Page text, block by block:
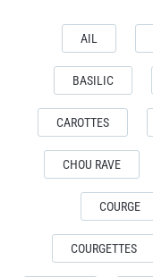
AIL
BASILIC
CAROTTES
CHOU RAVE
COURGE
COURGETTES